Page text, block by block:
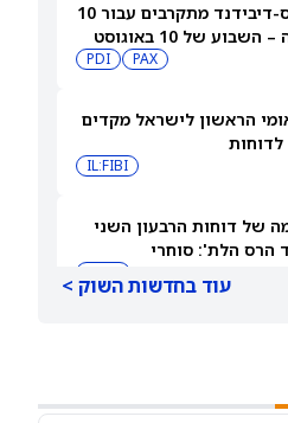
תאריכי האקס-דיבידנד מתקרבים עבור 10
המניות האלה – השבוע של 10 באוגוסט
PAX
PDI
הראשון לישראל מקדים
IL:FIBI
של דוחות הרבעון השני
הרס הלת': סוחרי
האופציות נערכים לתנועה של 14.5%
עוד בחדשות השוק >